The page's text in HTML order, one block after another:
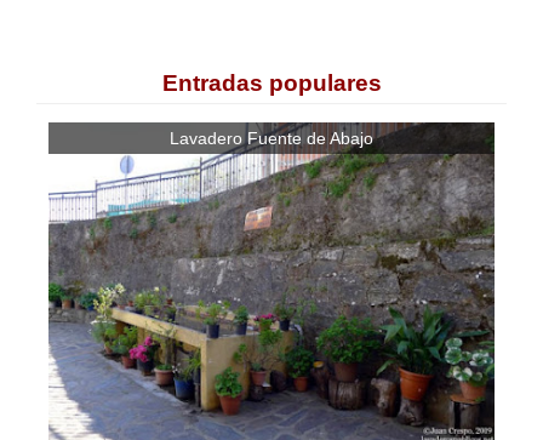
Entradas populares
Lavadero Fuente de Abajo